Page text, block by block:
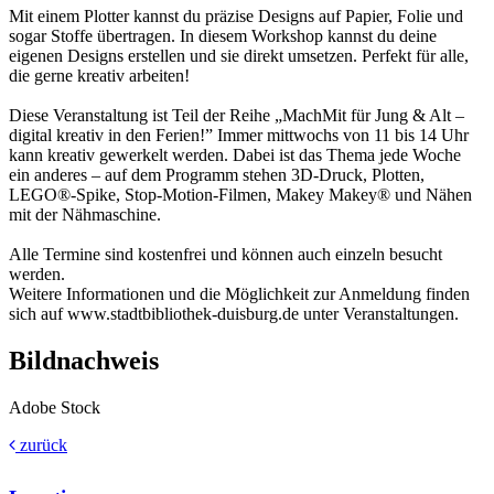
Mit einem Plotter kannst du präzise Designs auf Papier, Folie und
sogar Stoffe übertragen. In diesem Workshop kannst du deine
eigenen Designs erstellen und sie direkt umsetzen. Perfekt für alle,
die gerne kreativ arbeiten!
Diese Veranstaltung ist Teil der Reihe „MachMit für Jung & Alt –
digital kreativ in den Ferien!” Immer mittwochs von 11 bis 14 Uhr
kann kreativ gewerkelt werden. Dabei ist das Thema jede Woche
ein anderes – auf dem Programm stehen 3D-Druck, Plotten,
LEGO®-Spike, Stop-Motion-Filmen, Makey Makey® und Nähen
mit der Nähmaschine.
Alle Termine sind kostenfrei und können auch einzeln besucht
werden.
Weitere Informationen und die Möglichkeit zur Anmeldung finden
sich auf www.stadtbibliothek-duisburg.de unter Veranstaltungen.
Bildnachweis
Adobe Stock
zurück